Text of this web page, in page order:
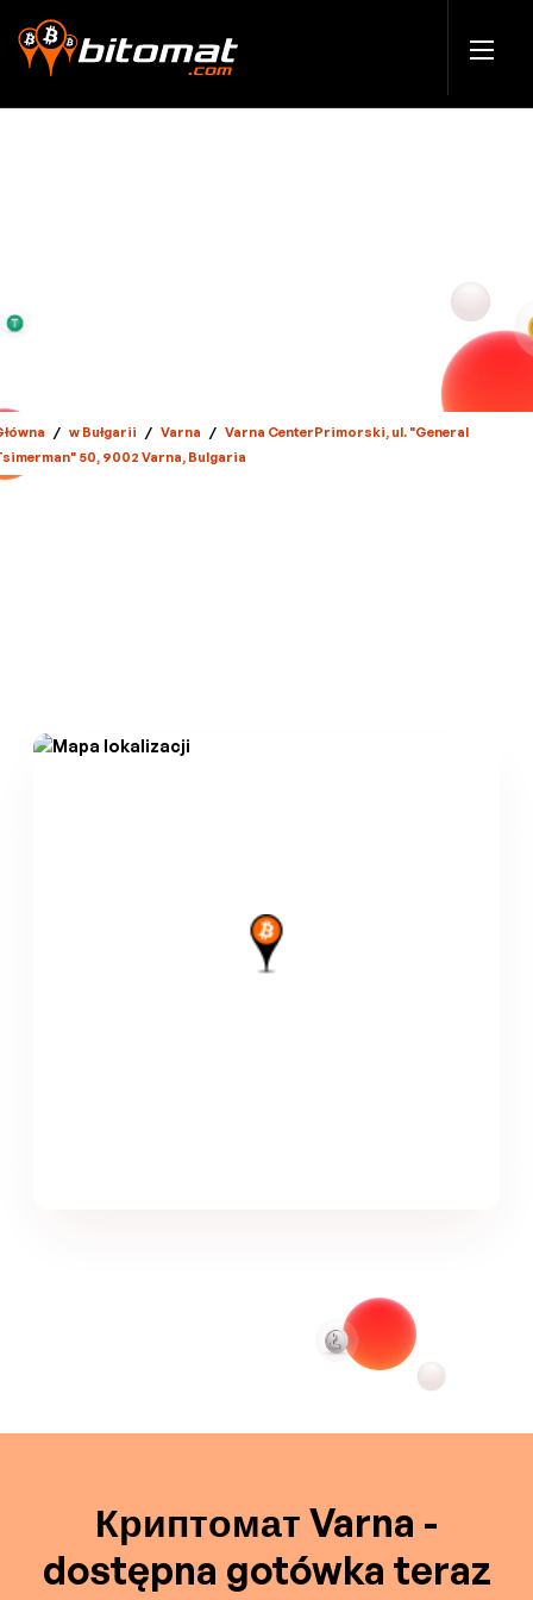
/ w Bułgarii / Varna / Varna CenterPrimorski, ul. "General
50, 9002 Varna, Bulgaria
Криптомат Varna -
dostępna gotówka teraz